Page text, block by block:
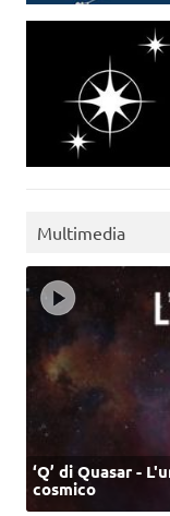
Multimedia
‘Q’ di Quasar -
cosmico